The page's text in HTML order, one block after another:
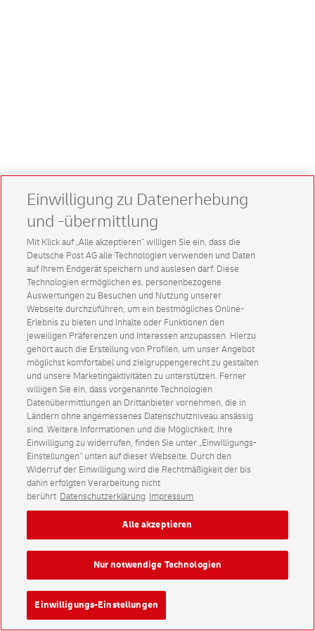
Einwilligung zu Datenerhebung
und -übermittlung
Mit Klick auf „Alle akzeptieren” willigen Sie ein, dass die
Deutsche Post AG alle Technologien verwenden und Daten
auf Ihrem Endgerät speichern und auslesen darf. Diese
Technologien ermöglichen es, personenbezogene
Auswertungen zu Besuchen und Nutzung unserer
Webseite durchzuführen, um ein bestmögliches Online-
Erlebnis zu bieten und Inhalte oder Funktionen den
jeweiligen Präferenzen und Interessen anzupassen. Hierzu
gehört auch die Erstellung von Profilen, um unser Angebot
möglichst komfortabel und zielgruppengerecht zu gestalten
und unsere Marketingaktivitäten zu unterstützen. Ferner
willigen Sie ein, dass vorgenannte Technologien
Datenübermittlungen an Drittanbieter vornehmen, die in
Ländern ohne angemessenes Datenschutzniveau ansässig
sind. Weitere Informationen und die Möglichkeit, Ihre
Einwilligung zu widerrufen, finden Sie unter „Einwilligungs-
Einstellungen“ unten auf dieser Webseite. Durch den
Widerruf der Einwilligung wird die Rechtmäßigkeit der bis
dahin erfolgten Verarbeitung nicht
berührt Datenschutzerklärung Impressum
Einwilligungs-Einstellungen
Nur notwendige Technologien
Alle akzeptieren